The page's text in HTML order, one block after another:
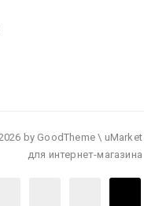
by GoodTheme \
для интернет-магазина